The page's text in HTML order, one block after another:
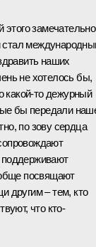
этого
наших
не хотелось бы,
какой-то дежурный
бы передали
по зову сердца
поддерживают
посвящают
другим – тем, кто
что кто-